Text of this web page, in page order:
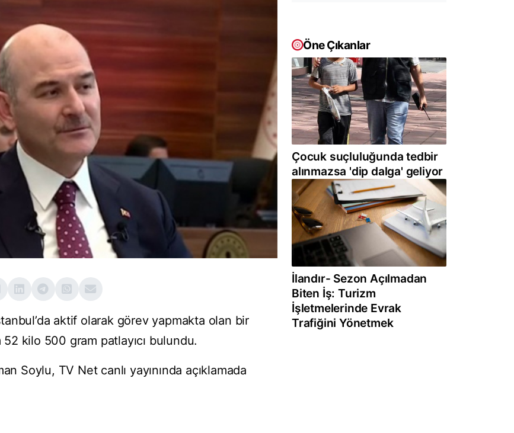
aktif olarak görev yapmakta olan bir
kilo 500 gram patlayıcı bulundu.
Soylu, TV Net canlı yayınında açıklamada
Öne Çıkanlar
Çocuk suçluluğunda tedbir
alınmazsa 'dip dalga' geliyor
İlandır- Sezon Açılmadan
Biten İş: Turizm
İşletmelerinde Evrak
Trafiğini Yönetmek